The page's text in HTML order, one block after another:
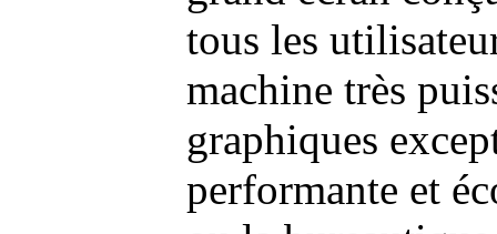
tous les
machine très
graphiques
performante et